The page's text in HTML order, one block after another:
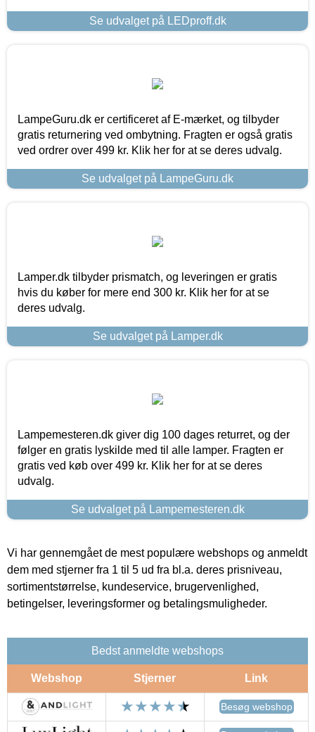
Se udvalget på LEDproff.dk
LampeGuru.dk er certificeret af E-mærket, og tilbyder
gratis returnering ved ombytning. Fragten er også gratis
ved ordrer over 499 kr. Klik her for at se deres udvalg.
Se udvalget på LampeGuru.dk
Lamper.dk tilbyder prismatch, og leveringen er gratis
hvis du køber for mere end 300 kr. Klik her for at se
deres udvalg.
Se udvalget på Lamper.dk
Lampemesteren.dk giver dig 100 dages returret, og der
følger en gratis lyskilde med til alle lamper. Fragten er
gratis ved køb over 499 kr. Klik her for at se deres
udvalg.
Se udvalget på Lampemesteren.dk
Vi har gennemgået de mest populære webshops og anmeldt
dem med stjerner fra 1 til 5 ud fra bl.a. deres prisniveau,
sortimentstørrelse, kundeservice, brugervenlighed,
betingelser, leveringsformer og betalingsmuligheder.
Bedst anmeldte webshops
Webshop Stjerner Link
Besøg webshop